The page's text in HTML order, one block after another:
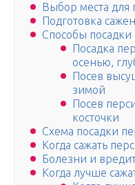
Выбор места для
Подготовка
Способы посадки
Посадка
осенью,
Посев
зимой
Посев
косточки
Схема посадки
Когда сажать
Болезни и
Когда лучше